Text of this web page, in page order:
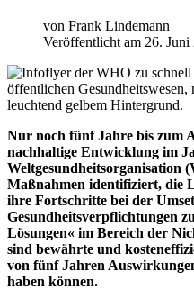
von Frank Lindemann
Veröffentlicht am 26. Juni
Nur noch fünf Jahre bis zum
nachhaltige Entwicklung im
Weltgesundheitsorganisation
Maßnahmen identifiziert, die
ihre Fortschritte bei der
Gesundheitsverpflichtungen
Lösungen« im Bereich der
sind bewährte und
von fünf Jahren
haben können.